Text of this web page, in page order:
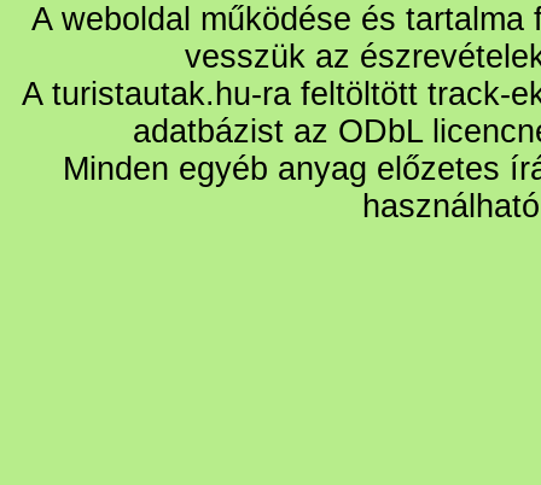
A weboldal működése és
vesszük az
A turistautak.hu-ra feltöltött track-
adatbázist az ODbL
Minden egyéb anyag előzetes